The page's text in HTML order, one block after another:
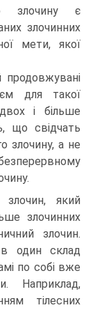
злочину є
злочинних
мети, якої
продовжувані
для такої
і більше
що свідчать
злочину, а не
який
злочинних
злочин.
один склад
по собі вже
Наприклад,
тілесних